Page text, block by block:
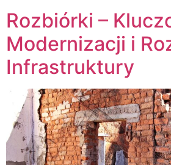
Rozbiórki –
Modernizacji i
Infrastruktury